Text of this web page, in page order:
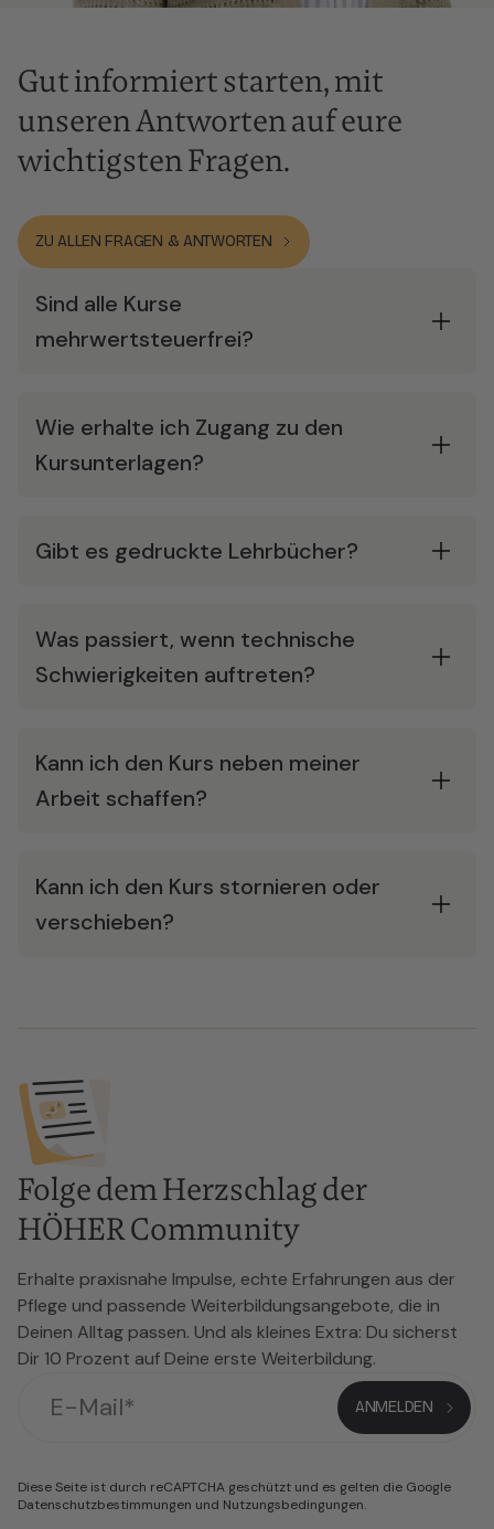
Gut informiert starten, mit
unseren Antworten auf eure
wichtigsten Fragen.
ZU ALLEN FRAGEN & ANTWORTEN
Sind alle Kurse
mehrwertsteuerfrei?
Wie erhalte ich Zugang zu den
Kursunterlagen?
Gibt es gedruckte Lehrbücher?
Was passiert, wenn technische
Schwierigkeiten auftreten?
Kann ich den Kurs neben meiner
Arbeit schaffen?
Kann ich den Kurs stornieren oder
verschieben?
Folge dem Herzschlag der
HÖHER Community
Erhalte praxisnahe Impulse, echte Erfahrungen aus der
Pflege und passende Weiterbildungsangebote, die in
Deinen Alltag passen. Und als kleines Extra: Du sicherst
Dir 10 Prozent auf Deine erste Weiterbildung.
Diese Seite ist durch reCAPTCHA geschützt und es gelten die Google
Datenschutzbestimmungen und Nutzungsbedingungen.